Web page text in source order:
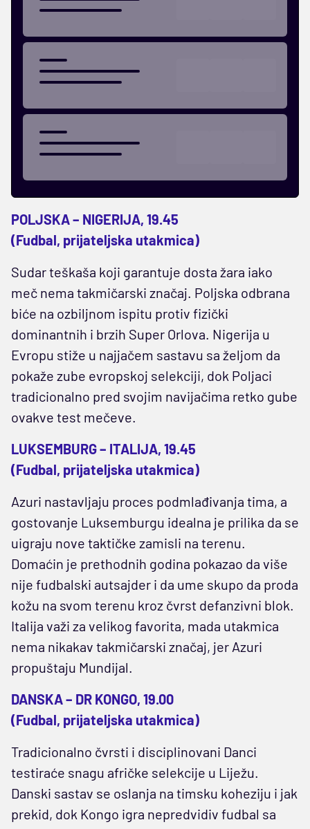
POLJSKA – NIGERIJA, 19.45
(Fudbal, prijateljska utakmica)
Sudar teškaša koji garantuje dosta žara iako
meč nema takmičarski značaj. Poljska odbrana
biće na ozbiljnom ispitu protiv fizički
dominantnih i brzih Super Orlova. Nigerija u
Evropu stiže u najjačem sastavu sa željom da
pokaže zube evropskoj selekciji, dok Poljaci
tradicionalno pred svojim navijačima retko gube
ovakve test mečeve.
LUKSEMBURG – ITALIJA, 19.45
(Fudbal, prijateljska utakmica)
Azuri nastavljaju proces podmlađivanja tima, a
gostovanje Luksemburgu idealna je prilika da se
uigraju nove taktičke zamisli na terenu.
Domaćin je prethodnih godina pokazao da više
nije fudbalski autsajder i da ume skupo da proda
kožu na svom terenu kroz čvrst defanzivni blok.
Italija važi za velikog favorita, mada utakmica
nema nikakav takmičarski značaj, jer Azuri
propuštaju Mundijal.
DANSKA – DR KONGO, 19.00
(Fudbal, prijateljska utakmica)
Tradicionalno čvrsti i disciplinovani Danci
testiraće snagu afričke selekcije u Liježu.
Danski sastav se oslanja na timsku koheziju i jak
prekid, dok Kongo igra nepredvidiv fudbal sa